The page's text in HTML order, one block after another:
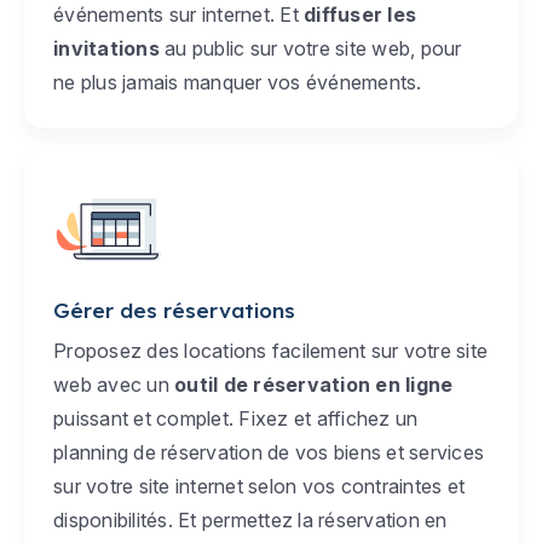
événements sur internet. Et diffuser les
invitationsau public sur votre site web, pour
ne plus jamais manquer vos événements.
Gérer des réservations
Proposez des locations facilement sur votre site
web avec un outil de réservation en ligne
puissant et complet. Fixez et affichez un
planning de réservation de vos biens et services
sur votre site internet selon vos contraintes et
disponibilités. Et permettez la réservation en